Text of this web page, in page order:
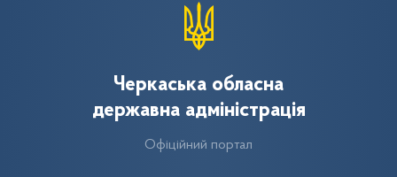
Черкаська обласна
державна адміністрація
Офіційний портал